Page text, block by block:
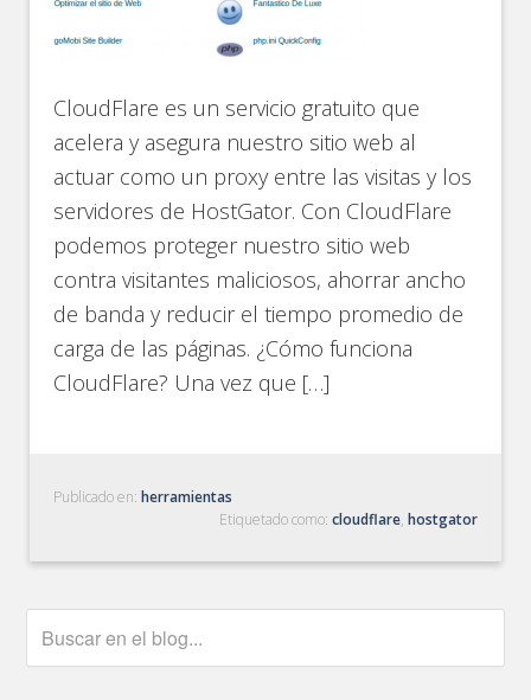
CloudFlare es un servicio gratuito que
acelera y asegura nuestro sitio web al
actuar como un proxy entre las visitas y los
servidores de HostGator. Con CloudFlare
podemos proteger nuestro sitio web
contra visitantes maliciosos, ahorrar ancho
de banda y reducir el tiempo promedio de
carga de las páginas. ¿Cómo funciona
CloudFlare? Una vez que […]
Publicado en:herramientas
Etiquetado como: cloudflare, hostgator